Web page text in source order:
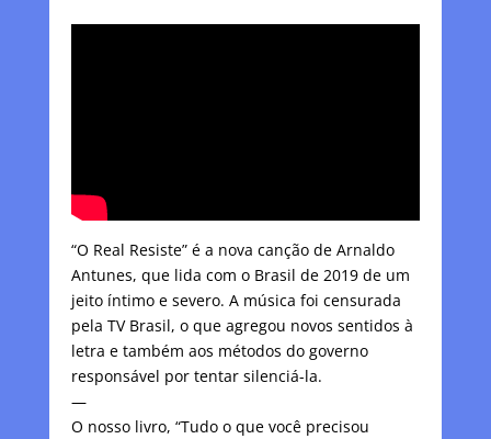
“O Real Resiste” é a nova canção de Arnaldo
Antunes, que lida com o Brasil de 2019 de um
jeito íntimo e severo. A música foi censurada
pela TV Brasil, o que agregou novos sentidos à
letra e também aos métodos do governo
responsável por tentar silenciá-la.
—
O nosso livro, “Tudo o que você precisou